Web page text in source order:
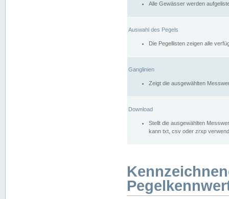
Alle Gewässer werden
Auswahl des Pegels
Die Pegellisten zeigen alle
Ganglinien
Zeigt die ausgewählten
Download
Stellt die ausgewählten
kann txt, csv oder zrxp